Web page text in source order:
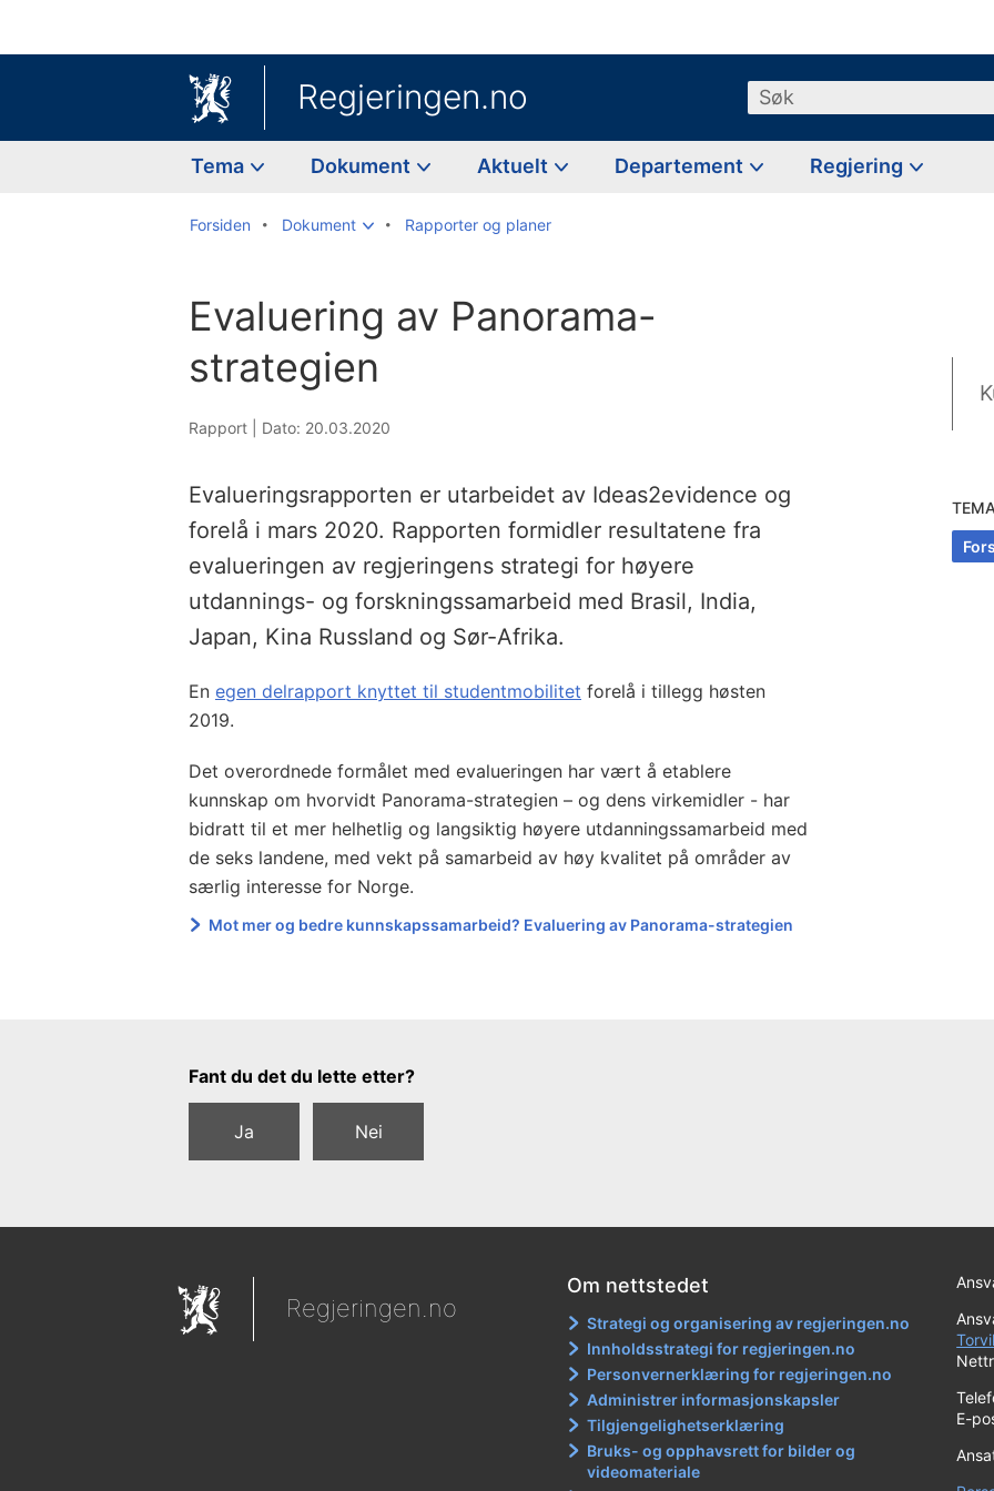
Regjeringen.no Søk
Tema Dokument Aktuelt Departement Regjering
Forsiden Dokument Rapporter og planer
Evaluering av Panorama-
strategien
Rapport | Dato: 20.03.2020
Evalueringsrapporten er utarbeidet av Ideas2evidence og
forelå i mars 2020. Rapporten formidler resultatene fra
evalueringen av regjeringens strategi for høyere
utdannings- og forskningssamarbeid med Brasil, India,
Japan, Kina Russland og Sør-Afrika.
En egen delrapport knyttet til studentmobilitet forelå i tillegg høsten
2019.
Det overordnede formålet med evalueringen har vært å etablere
kunnskap om hvorvidt Panorama-strategien – og dens virkemidler - har
bidratt til et mer helhetlig og langsiktig høyere utdanningssamarbeid med
de seks landene, med vekt på samarbeid av høy kvalitet på områder av
særlig interesse for Norge.
Mot mer og bedre kunnskapssamarbeid? Evaluering av Panorama-strategien
TEMA
Tilbakemeldingsskjema
Fant du det du lette etter?
Ja Nei
Regjeringen.no
Om nettstedet
Strategi og organisering av regjeringen.no
Innholdsstrategi for regjeringen.no
Personvernerklæring for regjeringen.no
Administrer informasjonskapsler
Tilgjengelighetserklæring
Bruks- og opphavsrett for bilder og
videomateriale
E-